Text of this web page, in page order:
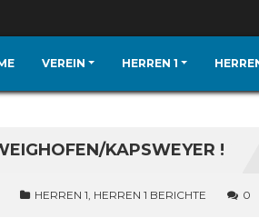
VEREIN HERREN 1
KAPSWEYER !
HERREN 1, HERREN 1 BERICHTE 0